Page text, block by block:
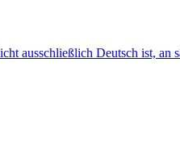
ausschließlich Deutsch ist, an